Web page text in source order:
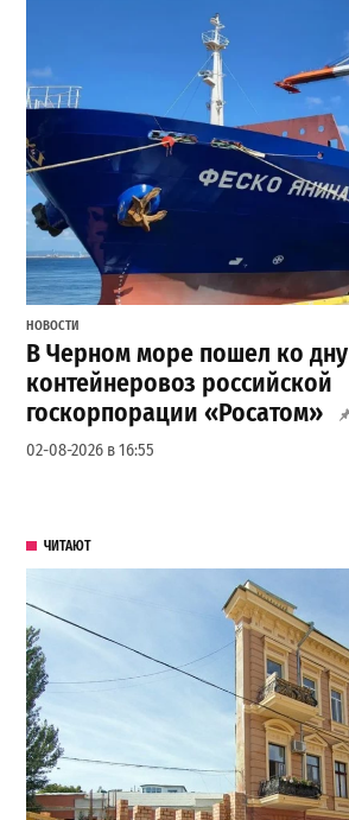
НОВОСТИ
В Черном море пошел ко дну
контейнеровоз российской
госкорпорации «Росатом»
02-08-2026 в 16:55
ЧИТАЮТ